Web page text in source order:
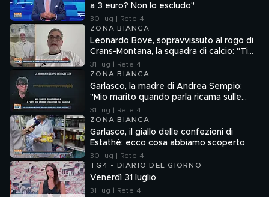
a 3 euro? Non lo escludo"
30 lug | Rete 4
ZONA BIANCA
Leonardo Bove, sopravvissuto al rogo di
Crans-Montana, la squadra di calcio: "Ti
aspettiamo"
31 lug | Rete 4
ZONA BIANCA
Garlasco, la madre di Andrea Sempio:
"Mio marito quando parla ricama sulle
cose"
31 lug | Rete 4
ZONA BIANCA
Garlasco, il giallo delle confezioni di
Estathè: ecco cosa abbiamo scoperto
30 lug | Rete 4
TG4 - DIARIO DEL GIORNO
Venerdì 31 luglio
31 lug | Rete 4